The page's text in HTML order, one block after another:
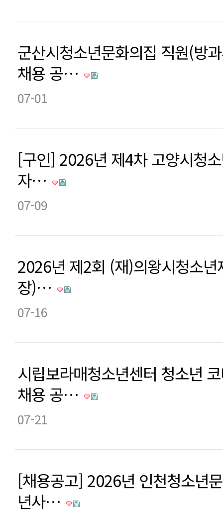
군산시청소년문화의집 직원(방
채용 공…
07-01
[구인] 2026년 제4차 고양시청
자…
07-09
2026년 제2회 (재)의왕시청소년
장)…
07-16
시립보라매청소년센터 청소년
채용 공…
07-21
[채용공고] 2026년 인천청소년
년사…